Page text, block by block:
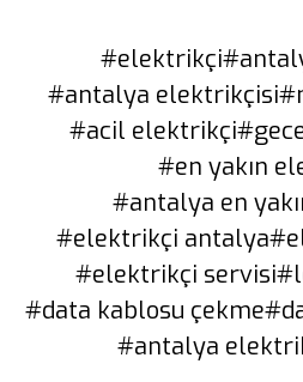
#elektrikçi
#antalya elektrikçisi
#acil elektrikçi
#en yakın
#antalya en
#elektrikçi antalya
#elektrikçi servisi
#data kablosu çekme
#antalya